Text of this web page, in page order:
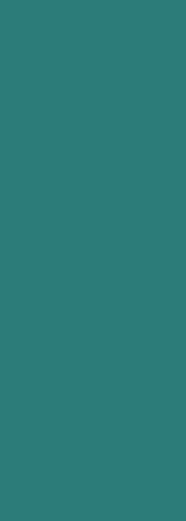
Exemplos de
Especialista
information-
Exemplo de
Use este
Adicione sua